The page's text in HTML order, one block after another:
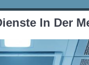
In Der